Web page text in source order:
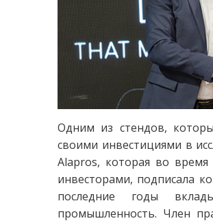
Одним из стендов,
своими инвестициями в
Alapros, которая во
инвесторами, подписала
последние годы
промышленность. Член